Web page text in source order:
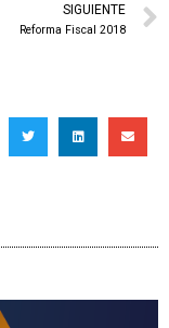
SIGUIENTE
Reforma Fiscal 2018